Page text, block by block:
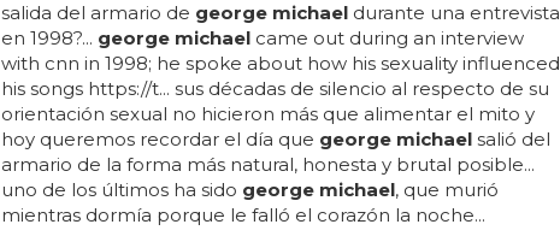
salida del armario de george michaeldurante una entrevista
en 1998?... george michaelcame out during an interview
with cnn in 1998; he spoke about how his sexuality influenced
his songs https://t... sus décadas de silencio al respecto de su
orientación sexual no hicieron más que alimentar el mito y
hoy queremos recordar el día que george michaelsalió del
armario de la forma más natural, honesta y brutal posible...
uno de los últimos ha sido george michael, que murió
mientras dormía porque le falló el corazón la noche...